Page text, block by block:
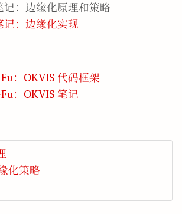
记：边缘化原理和策略
记：边缘化实现
：OKVIS 代码框架
：OKVIS 笔记
化策略